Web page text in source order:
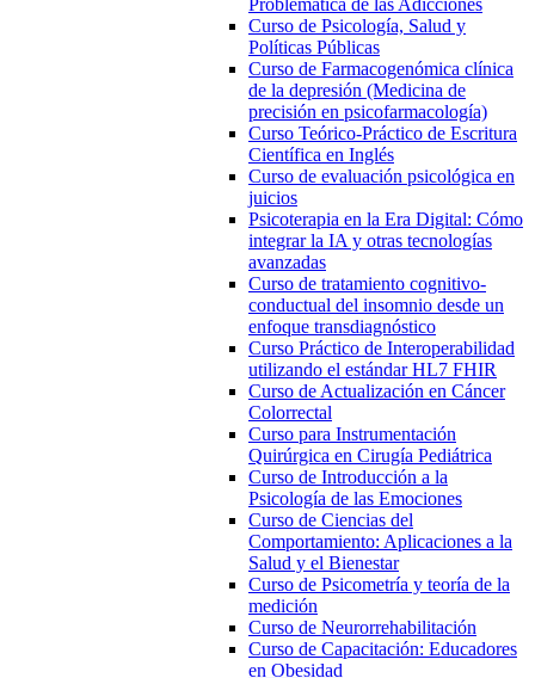
Problemática de las Adicciones
Curso de Psicología, Salud y
Políticas Públicas
Curso de Farmacogenómica clínica
de la depresión (Medicina de
precisión en psicofarmacología)
Curso Teórico-Práctico de Escritura
Científica en Inglés
Curso de evaluación psicológica en
juicios
Psicoterapia en la Era Digital: Cómo
integrar la IA y otras tecnologías
avanzadas
Curso de tratamiento cognitivo-
conductual del insomnio desde un
enfoque transdiagnóstico
Curso Práctico de Interoperabilidad
utilizando el estándar HL7 FHIR
Curso de Actualización en Cáncer
Colorrectal
Curso para Instrumentación
Quirúrgica en Cirugía Pediátrica
Curso de Introducción a la
Psicología de las Emociones
Curso de Ciencias del
Comportamiento: Aplicaciones a la
Salud y el Bienestar
Curso de Psicometría y teoría de la
medición
Curso de Neurorrehabilitación
Curso de Capacitación: Educadores
en Obesidad